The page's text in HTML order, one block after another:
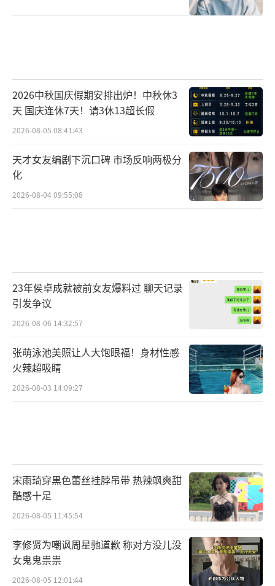
2026中秋国庆假期安排出炉！中秋休3
天 国庆连休7天！请3休13超长假
2026-08-05 08:41:43
天才女友编剧下沉口碑 市场反响两极分
化
2026-08-04 09:55:08
23年侯卓成就被前女友爆料过 聊天记录
引发争议
2026-08-06 14:32:57
张萌泳池美照让人大饱眼福！身材性感
火辣超吸睛
2026-08-03 14:09:27
宋雨琦穿黑色蕾丝挂脖吊带 热辣飒爽甜
酷感十足
2026-08-05 11:45:54
李修贤为嘲讽周星驰道歉 称对方没儿没
女鬼鬼祟祟
2026-08-05 12:01:44